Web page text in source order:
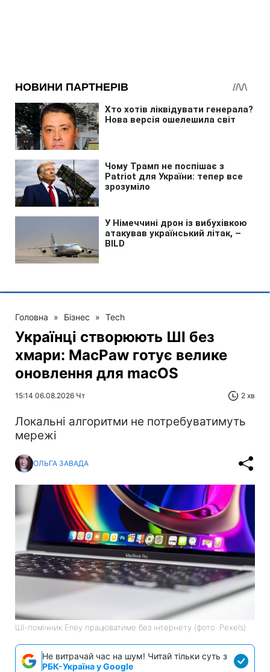
Головна » Бізнес » Tech
Українці створюють ШІ без
хмари: MacPaw готує велике
оновлення для macOS
15:14 06.08.2026 Чт 2 хв
Локальні алгоритми не потребуватимуть
мережі
ОЛЬГА ЗАВАДА
ШІ-помічник Eney працюватиме без інтернету (фото: Pexels)
Не витрачай час на шум! Читай тільки суть з
РБК-Україна у Google